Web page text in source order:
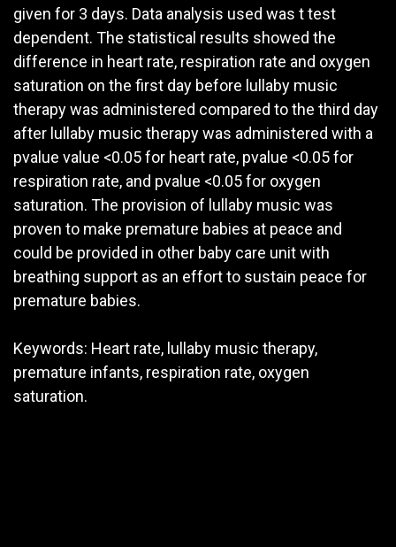
given for 3 days. Data analysis used was t test
dependent. The statistical results showed the
difference in heart rate, respiration rate and oxygen
saturation on the first day before lullaby music
therapy was administered compared to the third day
after lullaby music therapy was administered with a
pvalue value <0.05 for heart rate, pvalue <0.05 for
respiration rate, and pvalue <0.05 for oxygen
saturation. The provision of lullaby music was
proven to make premature babies at peace and
could be provided in other baby care unit with
breathing support as an effort to sustain peace for
premature babies.
Keywords: Heart rate, lullaby music therapy,
premature infants, respiration rate, oxygen
saturation.